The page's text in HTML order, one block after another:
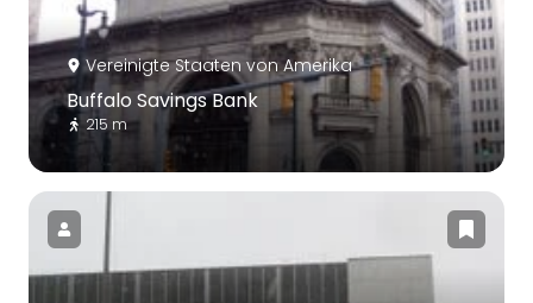
Vereinigte Staaten von Amerika
Buffalo Savings Bank
215 m